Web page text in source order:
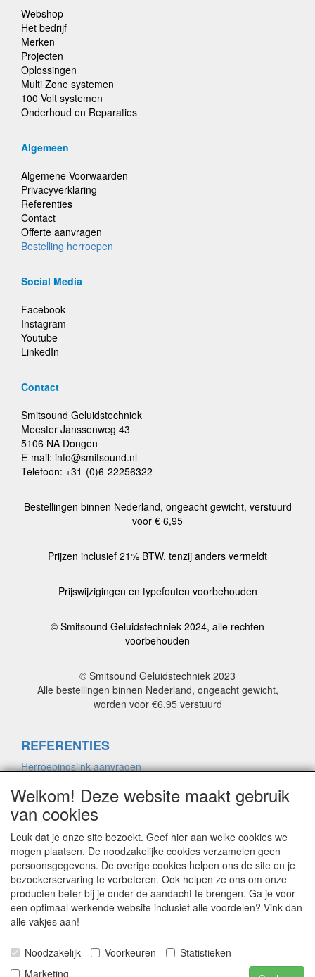
Webshop
Het bedrijf
Merken
Projecten
Oplossingen
Multi Zone systemen
100 Volt systemen
Onderhoud en Reparaties
Algemeen
Algemene Voorwaarden
Privacyverklaring
Referenties
Contact
Offerte aanvragen
Bestelling herroepen
Social Media
Facebook
Instagram
Youtube
LinkedIn
Contact
Smitsound Geluidstechniek
Meester Janssenweg 43
5106 NA Dongen
E-mail: info@smitsound.nl
Telefoon: +31-(0)6-22256322
Bestellingen binnen Nederland, ongeacht gewicht, verstuurd
voor € 6,95
Prijzen inclusief 21% BTW, tenzij anders vermeldt
Prijswijzigingen en typefouten voorbehouden
© Smitsound Geluidstechniek 2024, alle rechten
voorbehouden
© Smitsound Geluidstechniek 2023
Alle bestellingen binnen Nederland, ongeacht gewicht,
worden voor €6,95 verstuurd
REFERENTIES
Herroepingslink aanvragen
ALGEMENE VOORWAARDEN
Herroepingslink aanvragen
PRIVACYVERKLARING
Herroepingslink aanvragen
CONTACT
Welkom! Deze website maakt gebruik
van cookies
Leuk dat je onze site bezoekt. Geef hier aan welke cookies we
mogen plaatsen. De noodzakelijke cookies verzamelen geen
persoonsgegevens. De overige cookies helpen ons de site en je
bezoekerservaring te verbeteren. Ook helpen ze ons om onze
producten beter bij je onder de aandacht te brengen. Ga je voor
een optimaal werkende website inclusief alle voordelen? Vink dan
alle vakjes aan!
Noodzakelijk Voorkeuren
Statistieken
Marketing